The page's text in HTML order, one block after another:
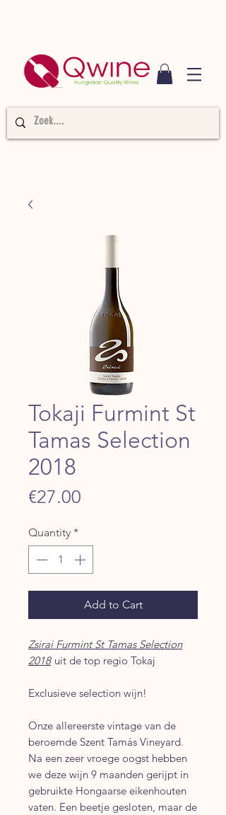
Tokaji Furmint St
Tamas Selection
2018
€27.00
Quantity *
Add to Cart
Zsirai Furmint St Tamas Selection
2018 uit de top regio Tokaj
Exclusieve selection wijn!
Onze allereerste vintage van de
beroemde Szent Tamás Vineyard.
Na een zeer vroege oogst hebben
we deze wijn 9 maanden gerijpt in
gebruikte Hongaarse eikenhouten
vaten. Een beetje gesloten, maar de